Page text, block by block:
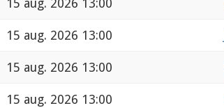
15 aug. 2026 13:00
15 aug. 2026 13:00
15 aug. 2026 13:00
15 aug. 2026 13:00